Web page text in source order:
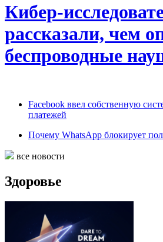
Кибер-
рассказали, чем
беспроводные
Facebook ввел собственную
платежей
Почему WhatsApp блокирует
все новости
Здоровье